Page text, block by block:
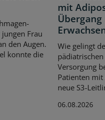
Frau
den Augen.
konnte die
mit
Übergang
Wie gelingt
Versorgung
Patienten mit
neue S3-
06.08.2026